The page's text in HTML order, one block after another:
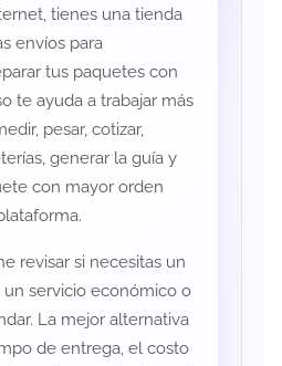
tienes una tienda
envíos para
tus paquetes con
te ayuda a trabajar más
pesar, cotizar,
generar la guía y
con mayor orden
revisar si necesitas un
un servicio económico o
La mejor alternativa
de entrega, el costo